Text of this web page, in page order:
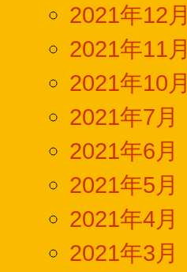
2021年12月
2021年11月
2021年10月
2021年7月
2021年6月
2021年5月
2021年4月
2021年3月